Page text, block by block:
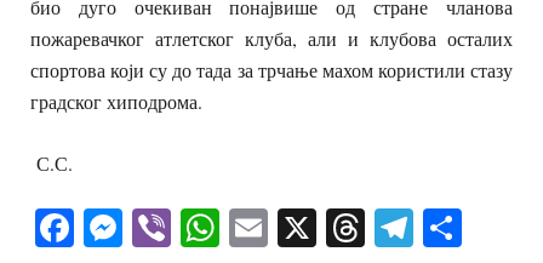
био дуго очекиван понајвише од стране чланова
пожаревачког атлетског клуба, али и клубова осталих
спортова који су до тада за трчање махом користили стазу
градског хиподрома.
С.С.
Facebook
Messenger
ViberWhatsApp
Email
X Threads